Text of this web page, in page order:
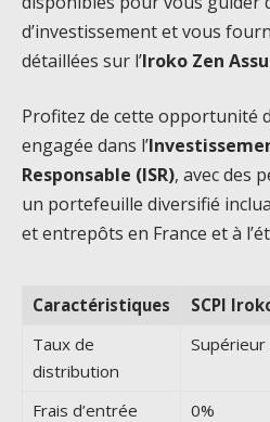
d’investissement et vous
détaillées sur l’Iroko Zen
Profitez de cette opportunité
engagée dans l’
Responsable (ISR), avec des
un portefeuille diversifié
et entrepôts en France et à
Caractéristiques SCPI
Taux de
distribution
Supérieur
Frais d’entrée 0%